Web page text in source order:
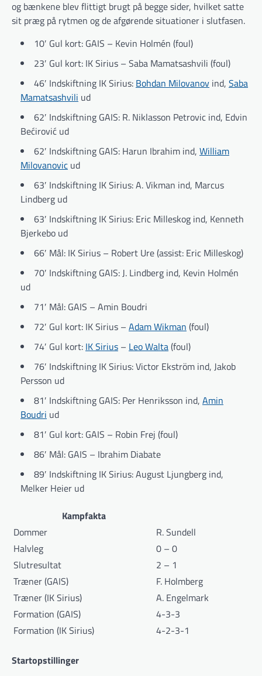
og bænkene blev flittigt brugt på begge sider, hvilket satte
sit præg på rytmen og de afgørende situationer i slutfasen.
10′ Gul kort: GAIS – Kevin Holmén (foul)
23′ Gul kort: IK Sirius – Saba Mamatsashvili (foul)
46′ Indskiftning IK Sirius: Bohdan Milovanov ind, Saba
Mamatsashvili ud
62′ Indskiftning GAIS: R. Niklasson Petrovic ind, Edvin
Bećirović ud
62′ Indskiftning GAIS: Harun Ibrahim ind, William
Milovanovic ud
63′ Indskiftning IK Sirius: A. Vikman ind, Marcus
Lindberg ud
63′ Indskiftning IK Sirius: Eric Milleskog ind, Kenneth
Bjerkebo ud
66′ Mål: IK Sirius – Robert Ure (assist: Eric Milleskog)
70′ Indskiftning GAIS: J. Lindberg ind, Kevin Holmén
ud
71′ Mål: GAIS – Amin Boudri
72′ Gul kort: IK Sirius – Adam Wikman (foul)
74′ Gul kort: IK Sirius – Leo Walta(foul)
76′ Indskiftning IK Sirius: Victor Ekström ind, Jakob
Persson ud
81′ Indskiftning GAIS: Per Henriksson ind, Amin
Boudri ud
81′ Gul kort: GAIS – Robin Frej (foul)
86′ Mål: GAIS – Ibrahim Diabate
89′ Indskiftning IK Sirius: August Ljungberg ind,
Melker Heier ud
Kampfakta
Dommer
R. Sundell
Halvleg
0 – 0
Slutresultat
2 – 1
Træner (GAIS)
F. Holmberg
Træner (IK Sirius)
A. Engelmark
Formation (GAIS)
4-3-3
Formation (IK Sirius)
4-2-3-1
Startopstillinger